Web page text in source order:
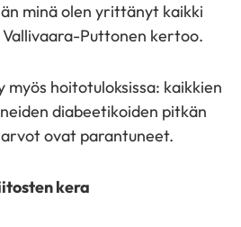
minä olen yrittänyt kaikki
Puttonen kertoo.
hoitotuloksissa: kaikkien
diabeetikoiden pitkän
ovat parantuneet.
kera